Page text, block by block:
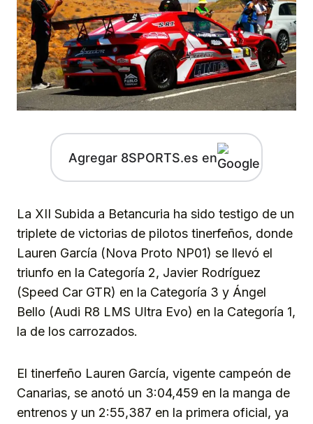
Agregar 8SPORTS.es en
La XII Subida a Betancuria ha sido testigo de un
triplete de victorias de pilotos tinerfeños, donde
Lauren García (Nova Proto NP01) se llevó el
triunfo en la Categoría 2, Javier Rodríguez
(Speed Car GTR) en la Categoría 3 y Ángel
Bello (Audi R8 LMS Ultra Evo) en la Categoría 1,
la de los carrozados.
El tinerfeño Lauren García, vigente campeón de
Canarias, se anotó un 3:04,459 en la manga de
entrenos y un 2:55,387 en la primera oficial, ya